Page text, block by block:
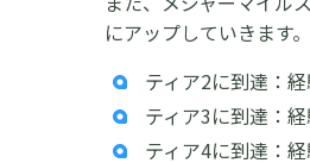
にアップしていきます。
ティア2に到達：
ティア3に到達：
ティア4に到達：